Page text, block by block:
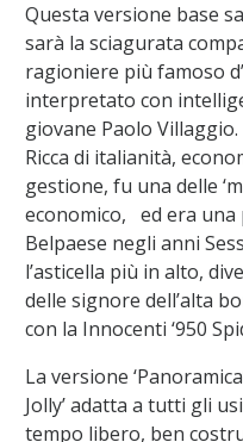
Questa versione base
sarà la sciagurata
ragioniere più famoso
interpretato con
giovane Paolo Villaggio.
Ricca di italianità,
gestione, fu una delle
economico, ed era una
Belpaese negli anni
l’asticella più in alto,
delle signore dell’alta
con la Innocenti ‘950
La versione
Jolly’ adatta a tutti gli
tempo libero, ben